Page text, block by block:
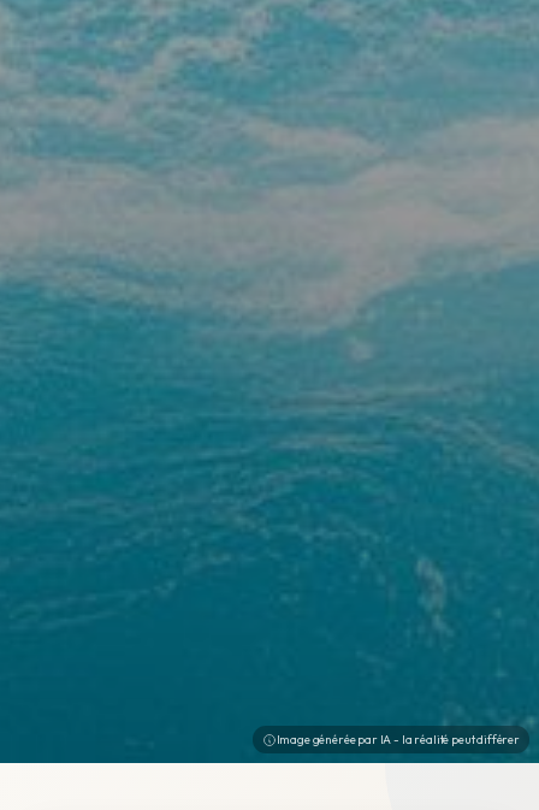
Image générée par IA - la réalité peut différer